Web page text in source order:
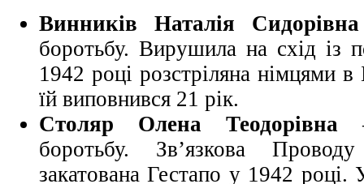
Винників Наталія Сидорівна
боротьбу. Вирушила на схід
1942 році розстріляна німцями
їй виповнився 21 рік.
Столяр Олена Теодорівна
боротьбу. Зв’язкова
закатована Гестапо у 1942